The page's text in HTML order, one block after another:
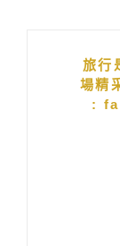
旅行
場精
: